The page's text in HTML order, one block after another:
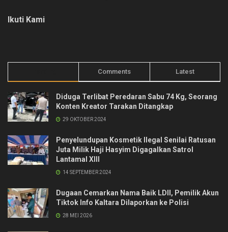
Ikuti Kami
Comments Latest
Diduga Terlibat Peredaran Sabu 74 Kg, Seorang
Konten Kreator Tarakan Ditangkap
29 OKTOBER 2024
Penyelundupan Kosmetik Ilegal Senilai Ratusan
Juta Milik Haji Hasyim Digagalkan Satrol
Lantamal XIII
14 SEPTEMBER 2024
Dugaan Cemarkan Nama Baik LDII, Pemilik Akun
Tiktok Info Kaltara Dilaporkan ke Polisi
28 MEI 2026